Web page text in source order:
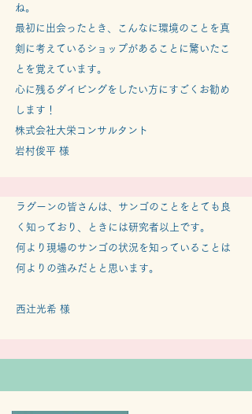
ね。
最初に出会ったとき、こんなに環境のことを真
剣に考えているショップがあることに驚いたこ
とを覚えています。
心に残るダイビングをしたい方にすごくお勧め
します！
​株式会社大栄コンサルタント
​岩村俊平 様
ラグーンの皆さんは、サンゴのことをとても良
く知っており、
ときには研究者以上です。
何より現場のサンゴの状況を知っていることは
何よりの強みだとと思います。
​西辻光希 様